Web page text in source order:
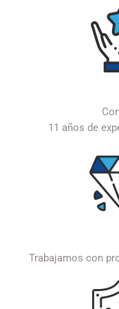
11 años de
Trabajamos con